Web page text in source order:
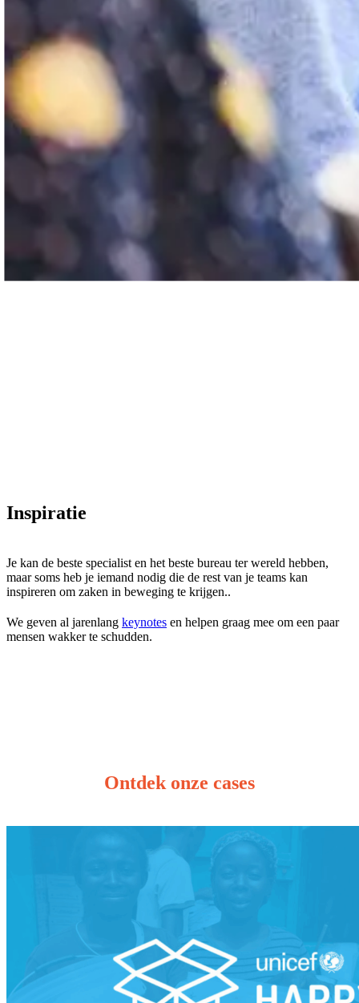
Inspiratie
Je kan de beste specialist en het beste bureau ter wereld hebben,
maar soms heb je iemand nodig die de rest van je teams kan
inspireren om zaken in beweging te krijgen..
We geven al jarenlang keynotes en helpen graag mee om een paar
mensen wakker te schudden.
Ontdek onze cases